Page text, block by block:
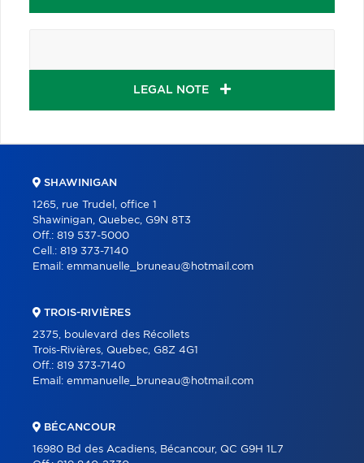
LEGAL NOTE
SHAWINIGAN
1265, rue Trudel, office 1
Shawinigan, Quebec, G9N 8T3
Off.: 819 537-5000
Cell.: 819 373-7140
Email: emmanuelle_bruneau@hotmail.com
TROIS-RIVIÈRES
2375, boulevard des Récollets
Trois-Rivières, Quebec, G8Z 4G1
Off.: 819 373-7140
Email: emmanuelle_bruneau@hotmail.com
BÉCANCOUR
16980 Bd des Acadiens, Bécancour, QC G9H 1L7